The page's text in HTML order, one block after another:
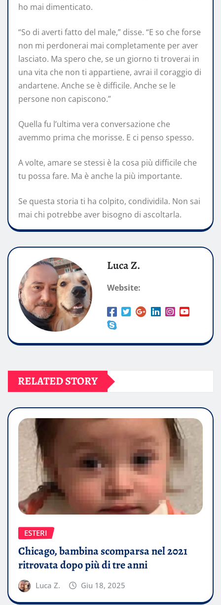
ho mai dimenticato.
“So di averti fatto del male,” disse. “E so che forse
non mi perdonerai mai completamente per aver
lasciato. Ma spero che, se un giorno ti troverai in
una vita che non ti appartiene, avrai il coraggio di
andartene. Anche se è difficile. Anche se le
persone non capiscono.”
Quella fu l’ultima vera conversazione che
avemmo prima che morisse. E ci penso spesso.
A volte, amare se stessi è la cosa più difficile che
tu possa fare. Ma è anche la più importante.
Se questa storia ti ha colpito, condividila. Non sai
mai chi potrebbe aver bisogno di ascoltarla.
Luca Z.
Website:
RELATED STORY
ESTERI
Chicago, bambina scomparsa nel 2021
ritrovata dopo più di tre anni
Luca Z. Giu 18, 2025